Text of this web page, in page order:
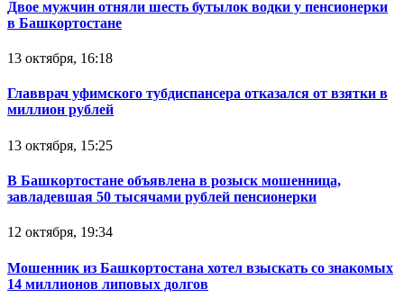
Двое мужчин отняли шесть бутылок водки у пенсионерки
в Башкортостане
13 октября, 16:18
Главврач уфимского тубдиспансера отказался от взятки в
миллион рублей
13 октября, 15:25
В Башкортостане объявлена в розыск мошенница,
завладевшая 50 тысячами рублей пенсионерки
12 октября, 19:34
Мошенник из Башкортостана хотел взыскать со знакомых
14 миллионов липовых долгов